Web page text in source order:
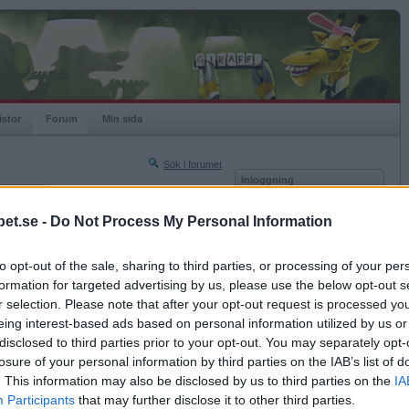
- Do Not Process My Personal Information
opt-out of the sale, sharing to third parties, or processing of your
for targeted advertising by us, please use the below opt-out
selection. Please note that after your opt-out request is processed
interest-based ads based on personal information utilized by us
to third parties prior to your opt-out. You may separately
of your personal information by third parties on the IAB’s list of
This information may also be disclosed by us to third parties on the
Participants that may further disclose it to other third parties.
Forum Min sida
Sök i forumet
Nästa sida »
2024-04-08 00:04
Inloggning
Kom ihåg mig
Glömt ditt lösenord?
Få ny aktiveringslänk
Betapet är gratis!